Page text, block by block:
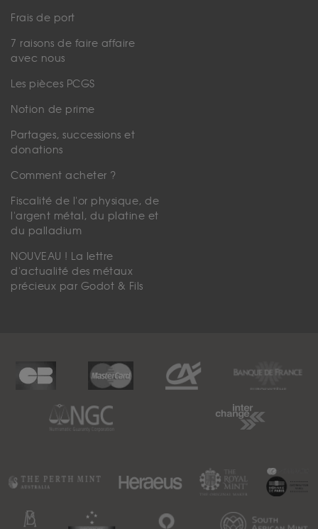
Frais de port
7 raisons de faire affaire
avec nous
Les pièces PCGS
Notion de prime
Partages, successions et
donations
Comment acheter ?
Fiscalité de l'or physique, de
l'argent métal, du platine et
du palladium
NOUVEAU ! La lettre
d'actualité des métaux
précieux par Godot & Fils